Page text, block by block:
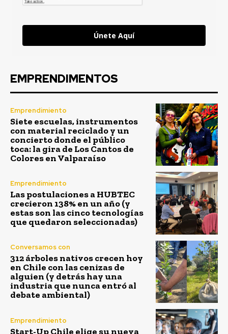
Únete Aquí
EMPRENDIMENTOS
Emprendimiento
Siete escuelas, instrumentos
con material reciclado y un
concierto donde el público
toca: la gira de Los Cantos de
Colores en Valparaíso
Emprendimiento
Las postulaciones a HUBTEC
crecieron 138% en un año (y
estas son las cinco tecnologías
que quedaron seleccionadas)
Conversamos con
312 árboles nativos crecen hoy
en Chile con las cenizas de
alguien (y detrás hay una
industria que nunca entró al
debate ambiental)
Emprendimiento
Start-Up Chile elige su nueva